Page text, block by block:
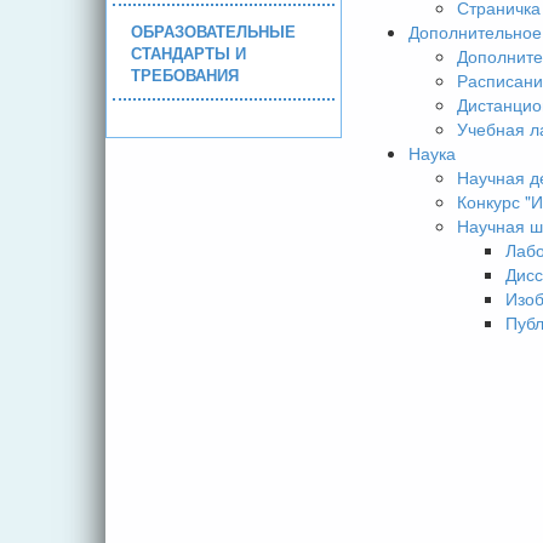
ОБРАЗОВАТЕЛЬНЫЕ
СТАНДАРТЫ И
ТРЕБОВАНИЯ
Учебная
Наука
Научная
Конкурс
Научная